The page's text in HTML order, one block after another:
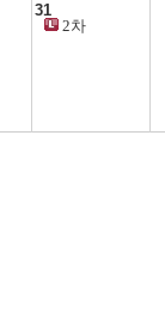
31
2차